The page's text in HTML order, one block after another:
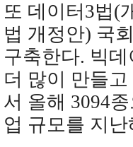
또 데이터3법(
법 개정안) 국
구축한다. 빅
더 많이 만들
서 올해 3094
업 규모를 지